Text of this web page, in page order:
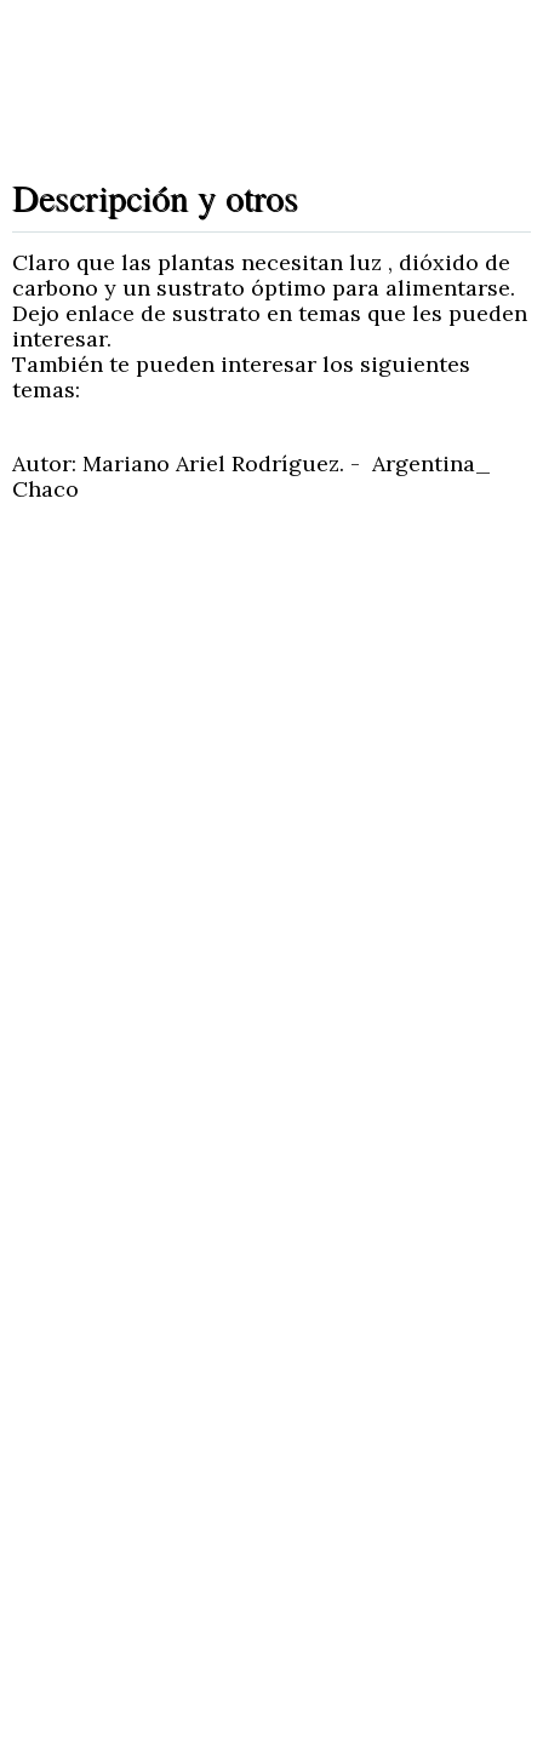
Descripción y otros
Claro que las plantas necesitan luz , dióxido de
carbono y un sustrato óptimo para alimentarse.
Dejo enlace de sustrato en temas que les pueden
interesar.
También te pueden interesar los siguientes
temas:
Autor: Mariano Ariel Rodríguez. - Argentina_
Chaco